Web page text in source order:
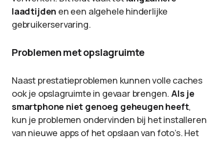
laadtijden en een algehele hinderlijke
gebruikerservaring.
Problemen met opslagruimte
Naast prestatieproblemen kunnen volle caches
ook je opslagruimte in gevaar brengen. Als je
smartphone niet genoeg geheugen heeft,
kun je problemen ondervinden bij het installeren
van nieuwe apps of het opslaan van foto’s. Het